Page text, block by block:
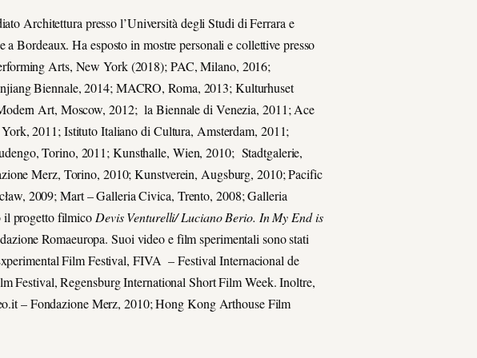
Architettura presso l’Università degli Studi di Ferrara e
a Bordeaux. Ha esposto in mostre personali e collettive presso
Arts, New York (2018); PAC, Milano, 2016;
Biennale, 2014; MACRO, Roma, 2013; Kulturhuset
Art, Moscow, 2012; la Biennale di Venezia, 2011; Ace
2011; Istituto Italiano di Cultura, Amsterdam, 2011;
Torino, 2011; Kunsthalle, Wien, 2010; Stadtgalerie,
Merz, Torino, 2010; Kunstverein, Augsburg, 2010; Pacific
2009; Mart – Galleria Civica, Trento, 2008; Galleria
il progetto filmico Devis Venturelli/ Luciano Berio. In My End is
Romaeuropa. Suoi video e film sperimentali sono stati
Film Festival, FIVA – Festival Internacional de
Festival, Regensburg International Short Film Week. Inoltre,
– Fondazione Merz, 2010; Hong Kong Arthouse Film